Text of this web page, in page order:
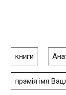
книги
прэмія імя